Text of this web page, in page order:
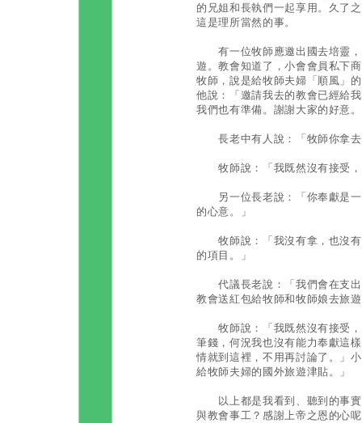
的兄姐和長執們一起享用。久了
這是理所當然的事。
有一位牧師應邀出國去培靈，
遊。教會知道了，小會會員私下
牧師，說是給牧師夫婦「順風」
他說：「邀請我去的教會已經給
我們也有準備。謝謝大家的好意
長老中有人說：「牧師你拿去
牧師說：「我既然沒有接受，
另一位長老說：「你奉獻是一
的心意。」
牧師說：「我沒有拿，也沒有
的項目。」
代議長老說：「我們會在支出
教會送紅包給牧師和牧師娘去旅
牧師說：「我既然沒有接受，
筆錢，何況我也沒有能力奉獻這
情就到這裡，不用再討論了。」
給牧師夫婦的國外旅遊津貼。」
以上都是我看到、聽到的事實
與教會事工？感謝上帝之恩的心